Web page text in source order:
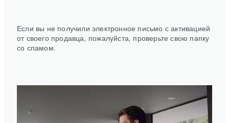
Если вы не получили электронное письмо с активацией
от своего продавца, пожалуйста, проверьте свою папку
со спамом.